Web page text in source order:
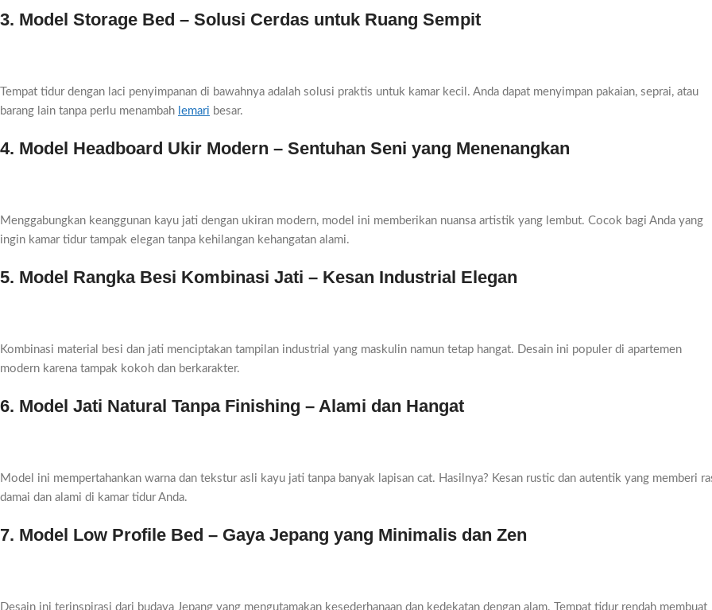
3. Model Storage Bed – Solusi Cerdas untuk Ruang Sempit
Tempat tidur dengan laci penyimpanan di bawahnya adalah solusi praktis untuk kamar kecil. Anda dapat menyimpan pakaian, seprai, atau
barang lain tanpa perlu menambah lemari besar.
4. Model Headboard Ukir Modern – Sentuhan Seni yang Menenangkan
Menggabungkan keanggunan kayu jati dengan ukiran modern, model ini memberikan nuansa artistik yang lembut. Cocok bagi Anda yang
ingin kamar tidur tampak elegan tanpa kehilangan kehangatan alami.
5. Model Rangka Besi Kombinasi Jati – Kesan Industrial Elegan
Kombinasi material besi dan jati menciptakan tampilan industrial yang maskulin namun tetap hangat. Desain ini populer di apartemen
modern karena tampak kokoh dan berkarakter.
6. Model Jati Natural Tanpa Finishing – Alami dan Hangat
Model ini mempertahankan warna dan tekstur asli kayu jati tanpa banyak lapisan cat. Hasilnya? Kesan rustic dan autentik yang memberi
damai dan alami di kamar tidur Anda.
7. Model Low Profile Bed – Gaya Jepang yang Minimalis dan Zen
Desain ini terinspirasi dari budaya Jepang yang mengutamakan kesederhanaan dan kedekatan dengan alam. Tempat tidur rendah membuat